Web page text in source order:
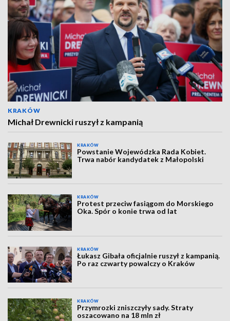
KRAKÓW
Michał Drewnicki ruszył z kampanią
KRAKÓW
Powstanie Wojewódzka Rada Kobiet.
Trwa nabór kandydatek z Małopolski
KRAKÓW
Protest przeciw fasiągom do Morskiego
Oka. Spór o konie trwa od lat
KRAKÓW
Łukasz Gibała oficjalnie ruszył z kampanią.
Po raz czwarty powalczy o Kraków
KRAKÓW
Przymrozki zniszczyły sady. Straty
oszacowano na 18 mln zł